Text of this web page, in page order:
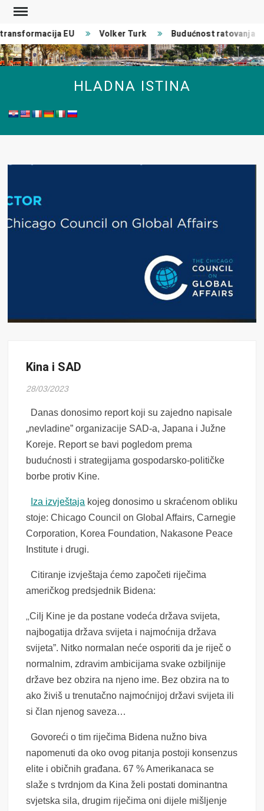
Skip
content
EU Volker Turk Budućnost ratovanja
HLADNA ISTINA
Kina i SAD
28/03/2023
Danas donosimo report koji su zajedno napisale
„nevladine” organizacije SAD-a, Japana i Južne
Koreje. Report se bavi pogledom prema
budućnosti i strategijama gospodarsko-političke
borbe protiv Kine.
Iza izvještaja kojeg donosimo u skraćenom obliku
stoje: Chicago Council on Global Affairs, Carnegie
Corporation, Korea Foundation, Nakasone Peace
Institute i drugi.
Citiranje izvještaja ćemo započeti riječima
američkog predsjednik Bidena:
„Cilj Kine je da postane vodeća država svijeta,
najbogatija država svijeta i najmoćnija država
svijeta”. Nitko normalan neće osporiti da je riječ o
normalnim, zdravim ambicijama svake ozbiljnije
države bez obzira na njeno ime. Bez obzira na to
ako živiš u trenutačno najmoćnijoj državi svijeta ili
si član njenog saveza…
Govoreći o tim riječima Bidena nužno biva
napomenuti da oko ovog pitanja postoji konsenzus
elite i običnih građana. 67 % Amerikanaca se
slaže s tvrdnjom da Kina želi postati dominantna
svjetska sila, drugim riječima oni dijele mišljenje